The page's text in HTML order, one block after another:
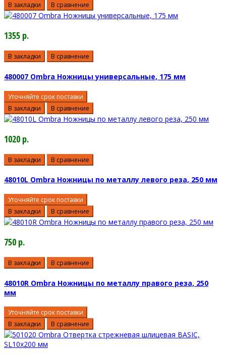
В закладки
В сравнение
1355 р.
В закладки В сравнение
480007 Ombra Ножницы универсальные, 175 мм
Уточняйте срок поставки
В закладки
В сравнение
1020 р.
В закладки В сравнение
48010L Ombra Ножницы по металлу левого реза, 250 мм
Уточняйте срок поставки
В закладки
В сравнение
750 р.
В закладки В сравнение
48010R Ombra Ножницы по металлу правого реза, 250
мм
Уточняйте срок поставки
В закладки
В сравнение